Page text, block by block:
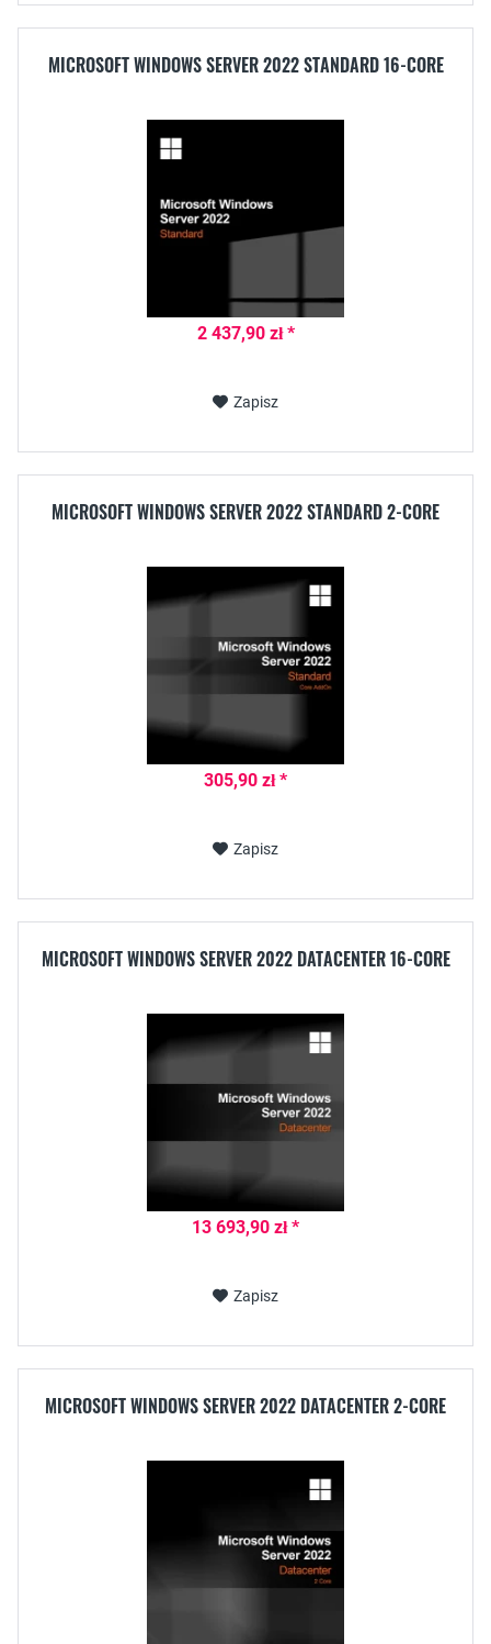
MICROSOFT WINDOWS SERVER 2022 STANDARD 16-CORE
2 437,90 zł *
Zapisz
MICROSOFT WINDOWS SERVER 2022 STANDARD 2-CORE
305,90 zł *
Zapisz
MICROSOFT WINDOWS SERVER 2022 DATACENTER 16-CORE
13 693,90 zł *
Zapisz
MICROSOFT WINDOWS SERVER 2022 DATACENTER 2-CORE